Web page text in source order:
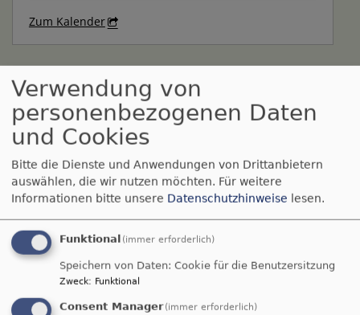
Zum Kalender
Die Bibel im Alltag
Breadcrumb
Startseite Lebensstationen
Lebensstationen
Tageslosung
Verwendung von
personenbezogenen Daten
und Cookies
Bitte die Dienste und Anwendungen von Drittanbietern
auswählen, die wir nutzen möchten. Für weitere
Informationen bitte unsere Datenschutzhinweise lesen.
Funktional (immer erforderlich)
Speichern von Daten: Cookie für die Benutzersitzung
Zweck: Funktional
Consent Manager (immer erforderlich)